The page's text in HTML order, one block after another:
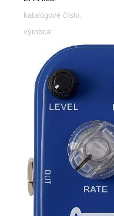
katalógové číslo:
výrobca: